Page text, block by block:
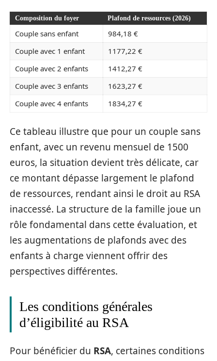
Composition du foyer Plafond de ressources (2026)
Couple sans enfant
984,18 €
Couple avec 1 enfant
1177,22 €
Couple avec 2 enfants
1412,27 €
Couple avec 3 enfants
1623,27 €
Couple avec 4 enfants
1834,27 €
Ce tableau illustre que pour un couple sans
enfant, avec un revenu mensuel de 1500
euros, la situation devient très délicate, car
ce montant dépasse largement le plafond
de ressources, rendant ainsi le droit au RSA
inaccessé. La structure de la famille joue un
rôle fondamental dans cette évaluation, et
les augmentations de plafonds avec des
enfants à charge viennent offrir des
perspectives différentes.
Les conditions générales
d’éligibilité au RSA
Pour bénéficier du RSA, certaines conditions